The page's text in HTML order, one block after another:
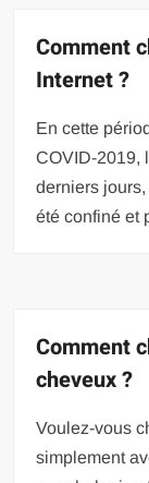
Comment
Internet ?
En cette
COVID-2019,
derniers
été confiné et
Comment
cheveux ?
Voulez-vous
simplement